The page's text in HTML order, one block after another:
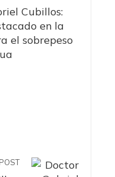
Cubillos:
en la
el sobrepeso